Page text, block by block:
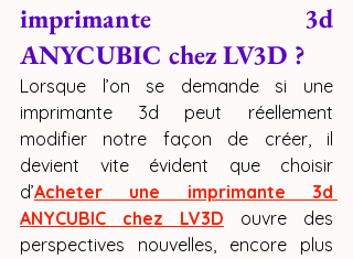
imprimante 3d
ANYCUBIC chez LV3D ?
Lorsque l’on se demande si une
imprimante 3d peut réellement
modifier notre façon de créer, il
devient vite évident que choisir
d’Acheter une imprimante 3d
ANYCUBIC chez LV3D ouvre des
perspectives nouvelles, encore plus